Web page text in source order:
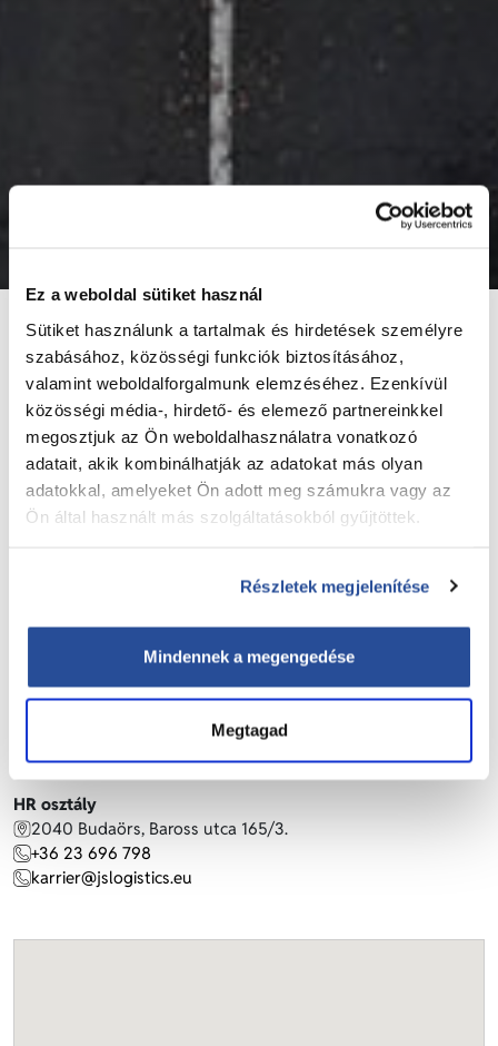
Ez a weboldal sütiket használ
Sütiket használunk a tartalmak és hirdetések személyre
szabásához, közösségi funkciók biztosításához,
valamint weboldalforgalmunk elemzéséhez. Ezenkívül
közösségi média-, hirdető- és elemező partnereinkkel
megosztjuk az Ön weboldalhasználatra vonatkozó
adatait, akik kombinálhatják az adatokat más olyan
adatokkal, amelyeket Ön adott meg számukra vagy az
Ön által használt más szolgáltatásokból gyűjtöttek.
Részletek megjelenítése
Mindennek a megengedése
Megtagad
J.S. Logistics Kft.
Központi iroda
2040 Budaörs, Baross utca 165/3.
+36 23 363 423
contact@jslogistics.eu
gabor.kovacs@jslogistics.eu
2040 Budaörs, Baross utca 165/3.
HR osztály
2040 Budaörs, Baross utca 165/3.
+36 23 696 798
karrier@jslogistics.eu